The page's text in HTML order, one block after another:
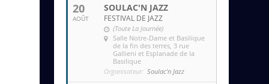
20
AOÛT
SOULAC'N JAZZ
FESTIVAL DE JAZZ
(Toute La Journée)
Salle Notre-Dame et Basilique
de la fin des terres , 3 rue
Gallieni et Esplanade de la
Basilique
Organisateur: Soulac'n Jazz